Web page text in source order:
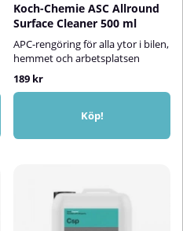
Koch-Chemie ASC Allround
Surface Cleaner 500 ml
APC-rengöring för alla ytor i bilen,
hemmet och arbetsplatsen
189 kr
Köp!